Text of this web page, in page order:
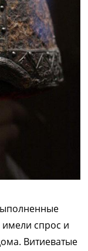
имели спрос и
Витиеватые